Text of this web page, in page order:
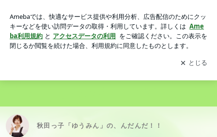
アプリをダウンロードして ブログの更新通知
を受け取りまし
ょう。
開く
秋田っ子「ゆうみん」の、んだんだ！！